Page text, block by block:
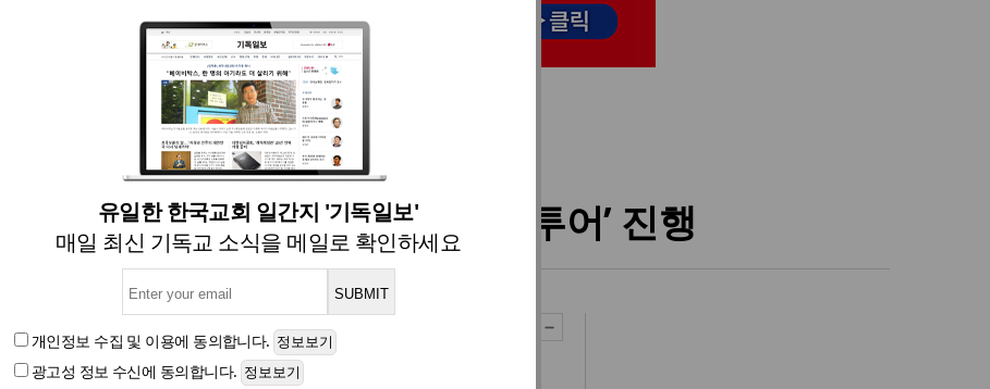
유일한 한국교회 일간지 '기독일보'
매일 최신 기독교 소식을 메일로 확인하세요
개인정보 수집 및 이용에 동의합니다.
광고성 정보 수신에 동의합니다.
교단/단체 NGO 입력 2024. 07. 29 17:05
이노베이션과 ‘낙낙(Knock樂)투어’ 진행